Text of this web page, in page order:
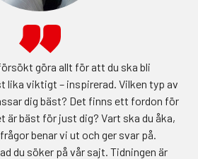
göra allt för att du ska bli
lika viktigt – inspirerad. Vilken typ av
dig bäst? Det finns ett fordon för
är bäst för just dig? Vart ska du åka,
benar vi ut och ger svar på.
du söker på vår sajt. Tidningen är